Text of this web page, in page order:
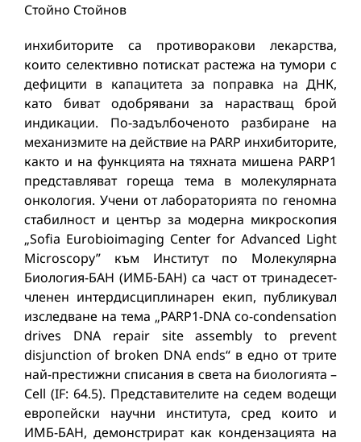
Стойно Стойнов
инхибиторите са противоракови лекарства,
които селективно потискат растежа на тумори с
дефицити в капацитета за поправка на ДНК,
като биват одобрявани за нарастващ брой
индикации. По-задълбоченото разбиране на
механизмите на действие на PARP инхибиторите,
както и на функцията на тяхната мишена PARP1
представляват гореща тема в молекулярната
онкология. Учени от лабораторията по геномна
стабилност и център за модерна микроскопия
„Sofia Eurobioimaging Center for Advanced Light
Microscopy” към Институт по Молекулярна
Биология-БАН (ИМБ-БАН) са част от тринадесет-
членен интердисциплинарен екип, публикувал
изследване на тема „PARP1-DNA co-condensation
drives DNA repair site assembly to prevent
disjunction of broken DNA ends“ в едно от трите
най-престижни списания в света на биологията –
Cell (IF: 64.5). Представителите на седем водещи
европейски научни института, сред които и
ИМБ-БАН, демонстрират как кондензацията на